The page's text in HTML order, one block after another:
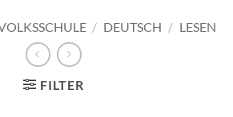
/ DEUTSCH / LESEN
FILTER